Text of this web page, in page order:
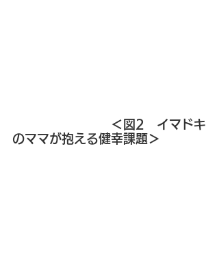
＜図2　イマドキ
のママが抱える健幸課題＞